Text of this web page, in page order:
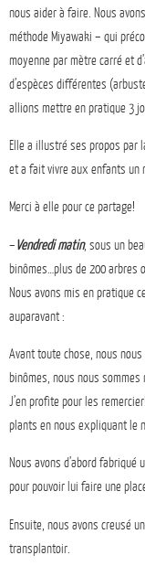
nous aider à faire. Nous
méthode Miyawaki – qui
moyenne par mètre carré et
d’espèces différentes
allions mettre en pratique 3
Elle a illustré ses propos par
et a fait vivre aux enfants un
Merci à elle pour ce partage!
– Vendredi matin, sous un
binômes…plus de 200 arbres
Nous avons mis en pratique
auparavant :
Avant toute chose, nous
binômes, nous nous
J’en profite pour les
plants en nous expliquant le
Nous avons d’abord
pour pouvoir lui faire une
Ensuite, nous avons creusé
transplantoir.